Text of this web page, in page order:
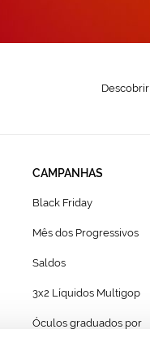
CAMPANHAS
Black Friday
Mês dos Progressivos
Saldos
3x2 Líquidos Multigop
Óculos graduados por